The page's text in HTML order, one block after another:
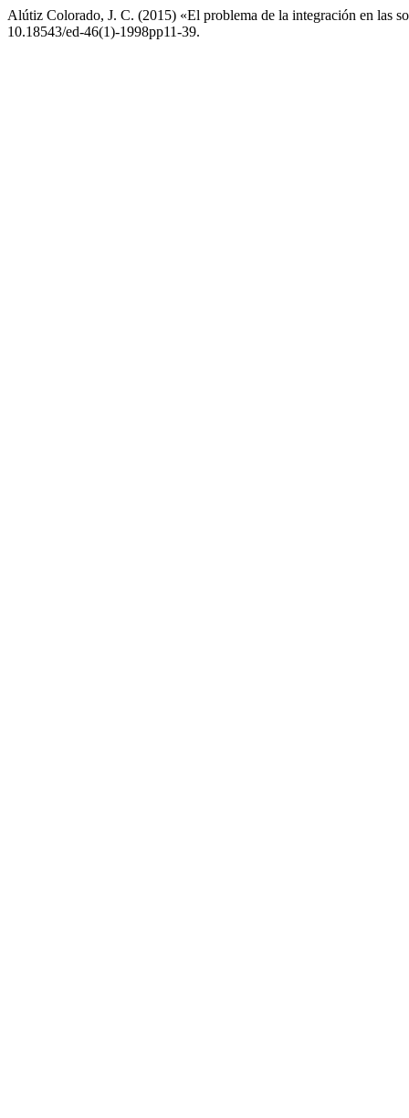
Alútiz Colorado, J. C. (2015) «El problema de la integración en las
10.18543/ed-46(1)-1998pp11-39.